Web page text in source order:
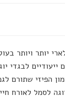
יותר ויותר
לבגדי
הפיזי שתורם
לסמל לאורח